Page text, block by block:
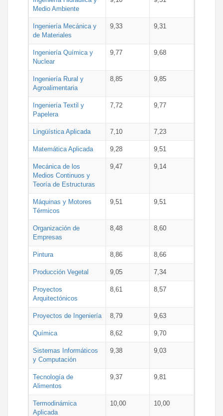
Medio Ambiente
Ingeniería Mecánica y
de Materiales
9,33 9,31
Ingeniería Química y
Nuclear
9,77 9,68
Ingeniería Rural y
Agroalimentaria
8,85 9,85
Ingeniería Textil y
Papelera
7,72 9,77
Lingüística Aplicada 7,10 7,23
Matemática Aplicada 9,28 9,51
Mecánica de los
Medios Continuos y
Teoría de Estructuras
9,47 9,14
Máquinas y Motores
Térmicos
9,51 9,51
Organización de
Empresas
8,48 8,60
Pintura 8,86 8,66
Producción Vegetal 9,05 7,34
Proyectos
Arquitectónicos
8,61 8,57
Proyectos de Ingeniería 8,79 9,63
Química 8,62 9,70
Sistemas Informáticos
y Computación
9,38 9,03
Tecnología de
Alimentos
9,37 9,81
Termodinámica
Aplicada
10,00 10,00